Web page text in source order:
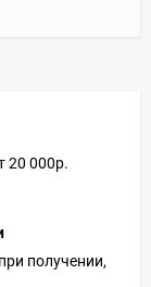
20 000р.
получении,